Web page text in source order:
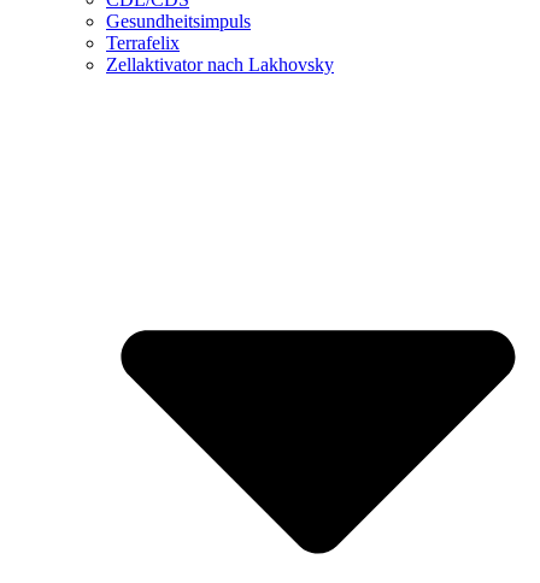
Gesundheitsimpuls
Terrafelix
Zellaktivator nach Lakhovsky